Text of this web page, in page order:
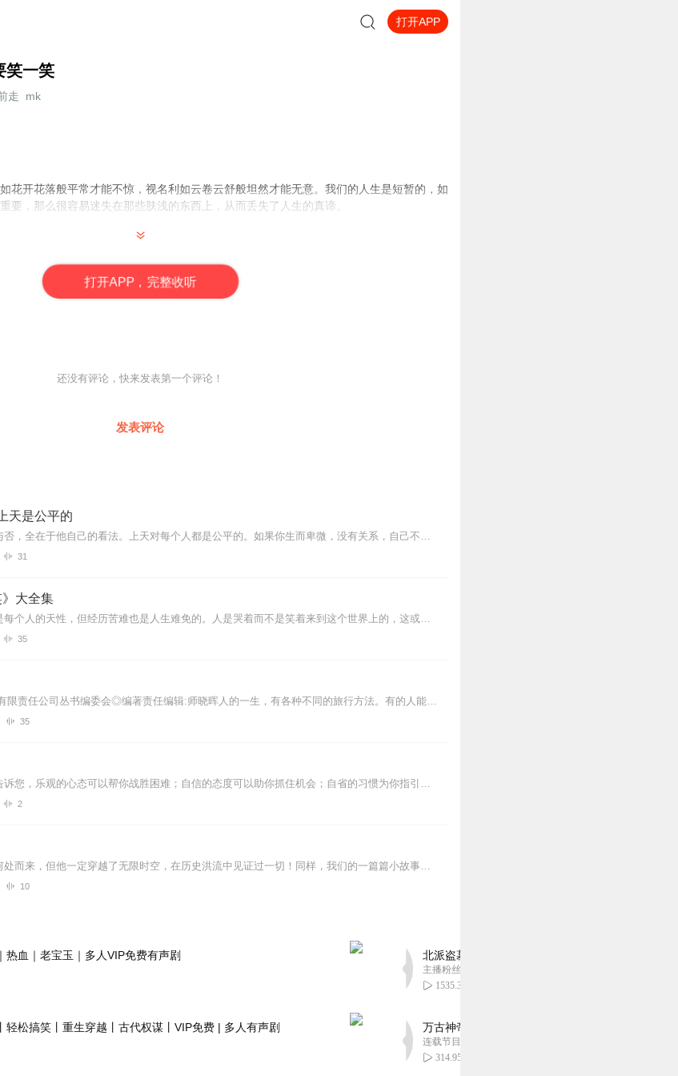
打开APP
笑一笑
走_mk
花开花落般平常才能不惊，视名利如云卷云舒般坦然才能无意。我们的人生是短暂的，如
要，那么很容易迷失在那些肤浅的东西上，从而丢失了人生的真谛。
打开APP，完整收听
还没有评论，快来发表第一个评论！
发表评论
天是公平的
【简介】一个人卑微与否，全在于他自己的看法。上天对每个人都是公平的。如果你生而卑微，没有关系，自己不看轻自己就行。有生命就会有生命的痛苦，但也会有生命的喜...
31
》大全集
内容简介：追求快乐是每个人的天性，但经历苦难也是人生难免的。人是哭着而不是笑着来到这个世界上的，这或许就注定了在人的一生中，苦难永远多于快乐。笑对人生，是一种超...
35
出版社:吉林出版集团有限责任公司丛书编委会◎编著责任编辑:师晓晖人的一生，有各种不同的旅行方法。有的人能快乐的走完一生，有的人却很忧愁地走完一生，所以要笑着面对...
35
《再苦也要笑一笑》告诉您，乐观的心态可以帮你战胜困难；自信的态度可以助你抓住机会；自省的习惯为你指引方向；自强的益智给你前进的动力。
2
我们不知道一粒沙从何处而来，但他一定穿越了无限时空，在历史洪流中见证过一切！同样，我们的一篇篇小故事也如浩瀚人文长卷里的一粒粒沙，只是，不仅仅是见证，它还饱含了...
10
热血｜老宝玉｜多人VIP免费有声剧
轻松搞笑丨重生穿越丨古代权谋丨VIP免费 | 多人有声剧
北派盗墓笔记丨头陀渊出品丨悬疑灵异丨摸金校尉
主播粉丝1659万
1535.30万
万古神帝丨玄幻丨热血丨紫襟团队演播丨多人有声
连载节目超二百集
314.95万